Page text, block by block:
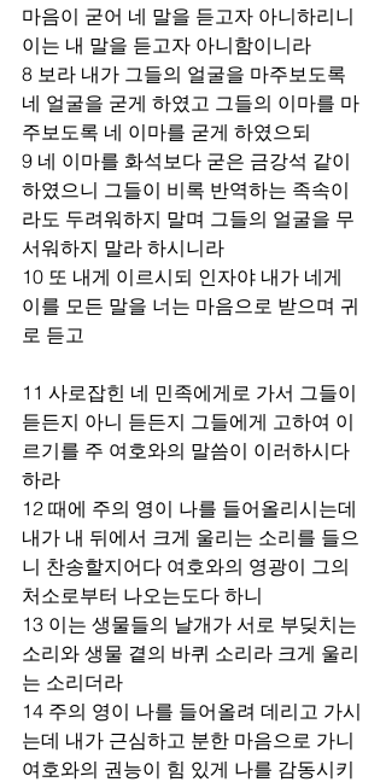
마음이 굳어 네 말을 듣고자 아니하리니
이는 내 말을 듣고자 아니함이니라
8 보라 내가 그들의 얼굴을 마주보도록
네 얼굴을 굳게 하였고 그들의 이마를 마
주보도록 네 이마를 굳게 하였으되
9 네 이마를 화석보다 굳은 금강석 같이
하였으니 그들이 비록 반역하는 족속이
라도 두려워하지 말며 그들의 얼굴을 무
서워하지 말라 하시니라
10 또 내게 이르시되 인자야 내가 네게
이를 모든 말을 너는 마음으로 받으며 귀
로 듣고
11 사로잡힌 네 민족에게로 가서 그들이
듣든지 아니 듣든지 그들에게 고하여 이
르기를 주 여호와의 말씀이 이러하시다
하라
12 때에 주의 영이 나를 들어올리시는데
내가 내 뒤에서 크게 울리는 소리를 들으
니 찬송할지어다 여호와의 영광이 그의
처소로부터 나오는도다 하니
13 이는 생물들의 날개가 서로 부딪치는
소리와 생물 곁의 바퀴 소리라 크게 울리
는 소리더라
14 주의 영이 나를 들어올려 데리고 가시
는데 내가 근심하고 분한 마음으로 가니
여호와의 권능이 힘 있게 나를 감동시키